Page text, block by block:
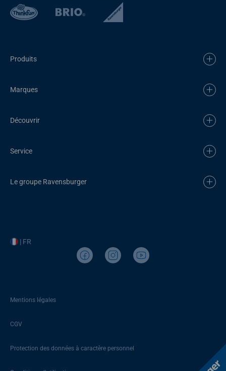
Produits
Marques
Découvrir
Service
Le groupe Ravensburger
| FR
Mentions légales
CGV
Protection des données à caractère personnel